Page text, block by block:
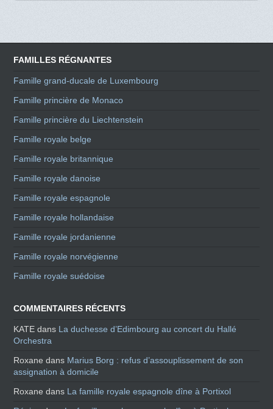
FAMILLES RÉGNANTES
Famille grand-ducale de Luxembourg
Famille princière de Monaco
Famille princière du Liechtenstein
Famille royale belge
Famille royale britannique
Famille royale danoise
Famille royale espagnole
Famille royale hollandaise
Famille royale jordanienne
Famille royale norvégienne
Famille royale suédoise
COMMENTAIRES RÉCENTS
KATE dans La duchesse d’Edimbourg au concert du Hallé
Orchestra
Roxane dans Marius Borg : refus d’assouplissement de son
assignation à domicile
Roxane dans La famille royale espagnole dîne à Portixol